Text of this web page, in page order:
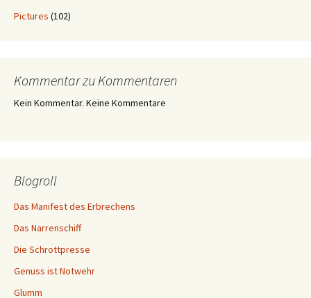
Pictures (102)
Kommentar zu Kommentaren
Kein Kommentar. Keine Kommentare
Blogroll
Das Manifest des Erbrechens
Das Narrenschiff
Die Schrottpresse
Genuss ist Notwehr
Glumm